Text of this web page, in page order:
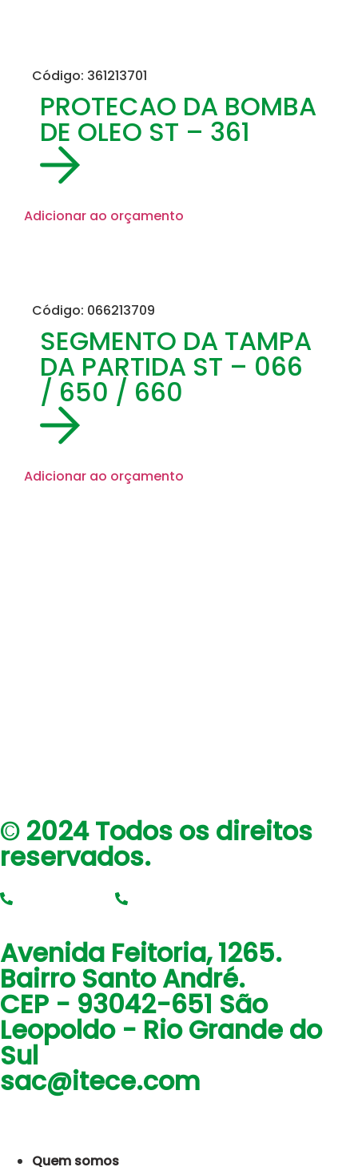
Código: 361213701
PROTECAO DA BOMBA
DE OLEO ST – 361
Adicionar ao orçamento
Código: 066213709
SEGMENTO DA TAMPA
DA PARTIDA ST – 066
/ 650 / 660
Adicionar ao orçamento
© 2024 Todos os direitos
reservados.
Avenida Feitoria, 1265.
Bairro Santo André.
CEP - 93042-651 São
Leopoldo - Rio Grande do
Sul
sac@itece.com
Quem somos